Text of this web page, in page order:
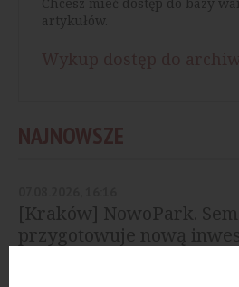
artykułów.
NAJNOWSZE
[Kraków] NowoPark.
przygotowuje nową